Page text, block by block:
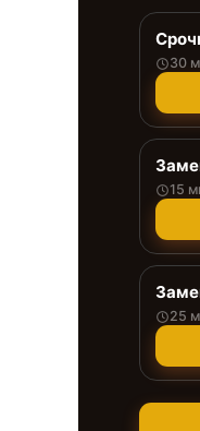
30
15
25